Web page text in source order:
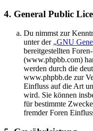
4. General Public
Du nimmst zur
unter der „GNU
bereitgestellten
(www.phpbb.com)
werden durch die
www.phpbb.de zur
Einfluss auf die Art
wird. Sie können
für bestimmte
fremder Foren